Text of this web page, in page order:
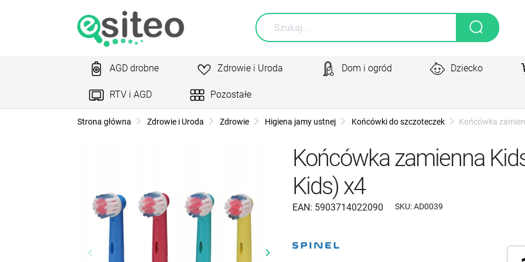
AGD drobne Zdrowie i Uroda Dom i ogród Dziecko
RTV i AGD Pozostałe
Strona główna Zdrowie i Uroda Zdrowie Higiena jamy ustnej Końcówki do szczoteczek Końcówka
Poprzedni
keyboard_arrow_left Następny
keyboard_arrow_right
Końcówka zamienna
Kids) x4
EAN: 5903714022090 SKU: AD0039